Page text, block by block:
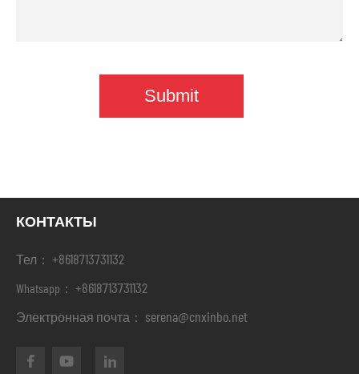
КОНТАКТЫ
Тел： +8618713731132
Whatsapp： +8618713731132
Электронная почта： serena@cnxinbo.net